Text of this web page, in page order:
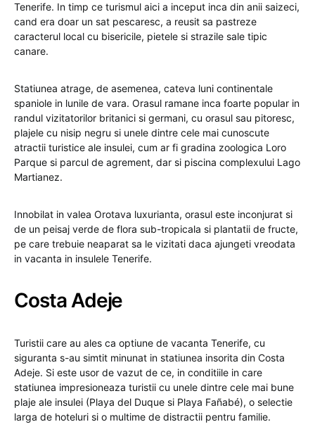
Tenerife. In timp ce turismul aici a inceput inca din anii saizeci,
cand era doar un sat pescaresc, a reusit sa pastreze
caracterul local cu bisericile, pietele si strazile sale tipic
canare.
Statiunea atrage, de asemenea, cateva luni continentale
spaniole in lunile de vara. Orasul ramane inca foarte popular in
randul vizitatorilor britanici si germani, cu orasul sau pitoresc,
plajele cu nisip negru si unele dintre cele mai cunoscute
atractii turistice ale insulei, cum ar fi gradina zoologica Loro
Parque si parcul de agrement, dar si piscina complexului Lago
Martianez.
Innobilat in valea Orotava luxurianta, orasul este inconjurat si
de un peisaj verde de flora sub-tropicala si plantatii de fructe,
pe care trebuie neaparat sa le vizitati daca ajungeti vreodata
in vacanta in insulele Tenerife.
Costa Adeje
Turistii care au ales ca optiune de vacanta Tenerife, cu
siguranta s-au simtit minunat in statiunea insorita din Costa
Adeje. Si este usor de vazut de ce, in conditiile in care
statiunea impresioneaza turistii cu unele dintre cele mai bune
plaje ale insulei (Playa del Duque si Playa Fañabé), o selectie
larga de hoteluri si o multime de distractii pentru familie.